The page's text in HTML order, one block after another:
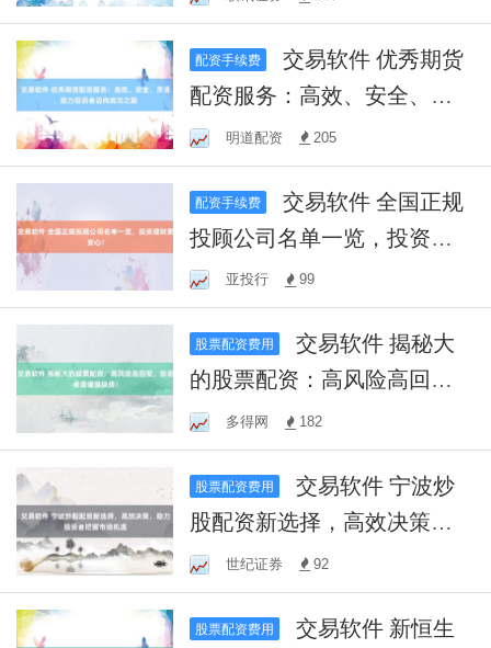
配资手续费
交易软件 优秀期货
配资服务：高效、安全、灵
活，助力投资者迈向成功之
路
明道配资 205
配资手续费
交易软件 全国正规
投顾公司名单一览，投资理
财更安心！
亚投行 99
股票配资费用
交易软件 揭秘大
的股票配资：高风险高回
报，投资者需谨慎抉择！
多得网 182
股票配资费用
交易软件 宁波炒
股配资新选择，高效决策，
助力投资者把握市场机遇
世纪证券 92
股票配资费用
交易软件 新恒生